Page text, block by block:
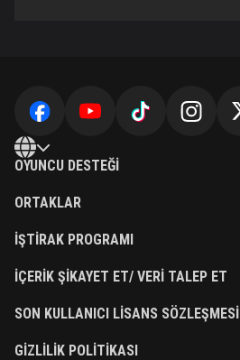
OYUNCU DESTEĞI
ORTAKLAR
İŞTIRAK PROGRAMI
İÇERIK ŞIKAYET ET/ VERI TALEP ET
SON KULLANICI LISANS SÖZLEŞMESI
GIZLILIK POLITIKASI